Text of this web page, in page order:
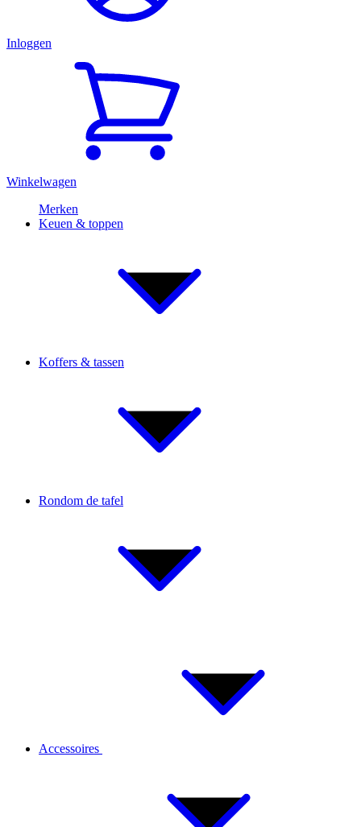
Inloggen
Winkelwagen
Merken
Keuen & toppen
Koffers & tassen
Rondom de tafel
Accessoires